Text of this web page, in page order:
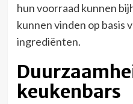
hun voorraad kunnen
kunnen vinden op basis
ingrediënten.
keukenbars